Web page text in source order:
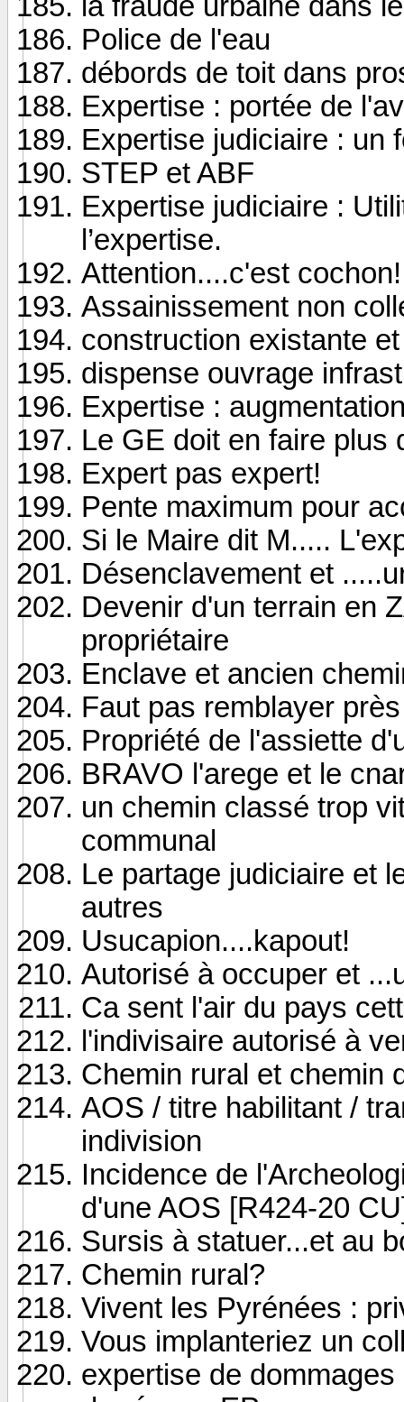
Police de l'eau
débords de toit dans
Expertise : portée de
Expertise judiciaire : un
STEP et ABF
Expertise judiciaire :
l’expertise.
Attention....c'est cochon!
Assainissement non
construction existante
dispense ouvrage
Expertise :
Le GE doit en faire plus
Expert pas expert!
Pente maximum pour
Si le Maire dit M.....
Désenclavement et
Devenir d'un terrain en
propriétaire
Enclave et ancien
Faut pas remblayer
Propriété de l'assiette
BRAVO l'arege et le
un chemin classé trop
communal
Le partage judiciaire et
autres
Usucapion....kapout!
Autorisé à occuper et
Ca sent l'air du pays
l'indivisaire autorisé à
Chemin rural et chemin
AOS / titre habilitant /
indivision
Incidence de
d'une AOS [R424-20
Sursis à statuer...et au
Chemin rural?
Vivent les Pyrénées :
Vous implanteriez un
expertise de